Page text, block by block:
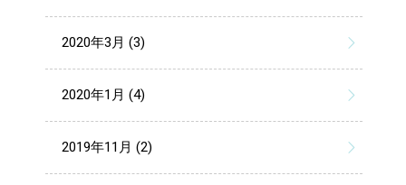
2020年3月 (3)
2020年1月 (4)
2019年11月 (2)